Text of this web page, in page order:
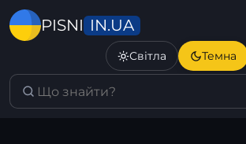
PISNI IN.UA
Світла Темна